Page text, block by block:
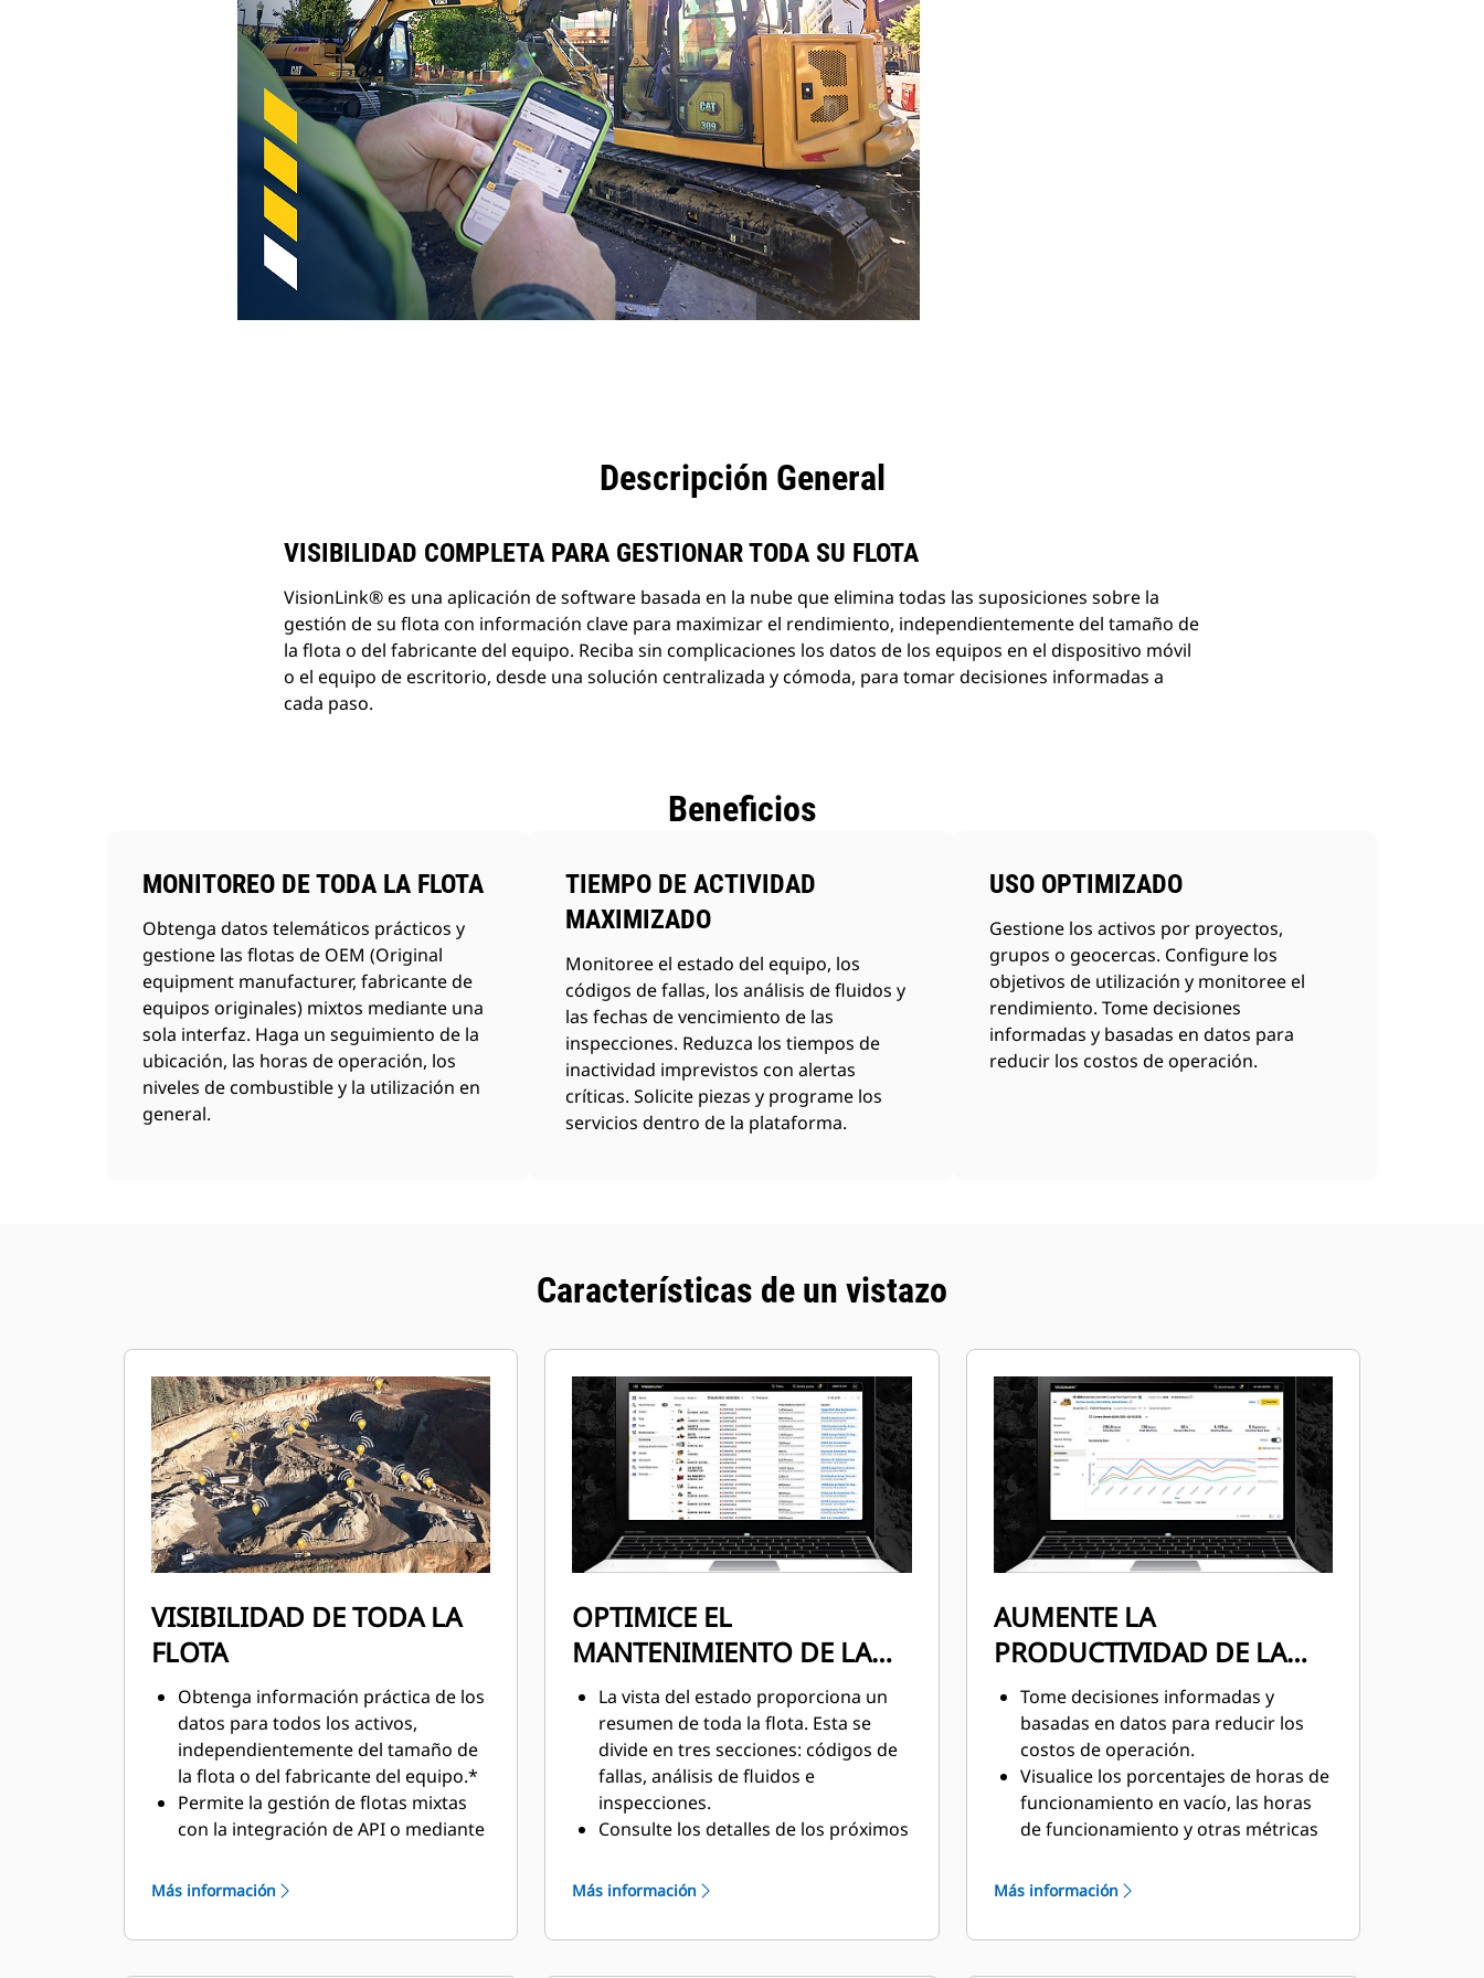
Descripción General
VISIBILIDAD COMPLETA PARA GESTIONAR TODA SU FLOTA
VisionLink® es una aplicación de software basada en la nube que elimina todas las suposiciones sobre la
gestión de su flota con información clave para maximizar el rendimiento, independientemente del tamaño de
la flota o del fabricante del equipo. Reciba sin complicaciones los datos de los equipos en el dispositivo móvil
o el equipo de escritorio, desde una solución centralizada y cómoda, para tomar decisiones informadas a
cada paso.
Beneficios
MONITOREO DE TODA LA FLOTA
Obtenga datos telemáticos prácticos y
gestione las flotas de OEM (Original
equipment manufacturer, fabricante de
equipos originales) mixtos mediante una
sola interfaz. Haga un seguimiento de la
ubicación, las horas de operación, los
niveles de combustible y la utilización en
general.
TIEMPO DE ACTIVIDAD
MAXIMIZADO
Monitoree el estado del equipo, los
códigos de fallas, los análisis de fluidos y
las fechas de vencimiento de las
inspecciones. Reduzca los tiempos de
inactividad imprevistos con alertas
críticas. Solicite piezas y programe los
servicios dentro de la plataforma.
USO OPTIMIZADO
Gestione los activos por proyectos,
grupos o geocercas. Configure los
objetivos de utilización y monitoree el
rendimiento. Tome decisiones
informadas y basadas en datos para
reducir los costos de operación.
Características de un vistazo
VISIBILIDAD DE TODA LA
FLOTA
Obtenga información práctica de los
datos para todos los activos,
independientemente del tamaño de
la flota o del fabricante del equipo.*
Permite la gestión de flotas mixtas
con la integración de API o mediante
de Cat en equipos de otros
Organice los datos de la flota para
Más información
OPTIMICE EL
MANTENIMIENTO DE LA
FLOTA
La vista del estado proporciona un
resumen de toda la flota. Esta se
divide en tres secciones: códigos de
fallas, análisis de fluidos e
inspecciones.
Consulte los detalles de los próximos
activo, incluidos los detalles del
las listas de piezas.
Más información
AUMENTE LA
PRODUCTIVIDAD DE LA
FLOTA
Tome decisiones informadas y
basadas en datos para reducir los
costos de operación.
Visualice los porcentajes de horas de
funcionamiento en vacío, las horas
de funcionamiento y otras métricas
la máquina.
proporciona las horas de
Más información